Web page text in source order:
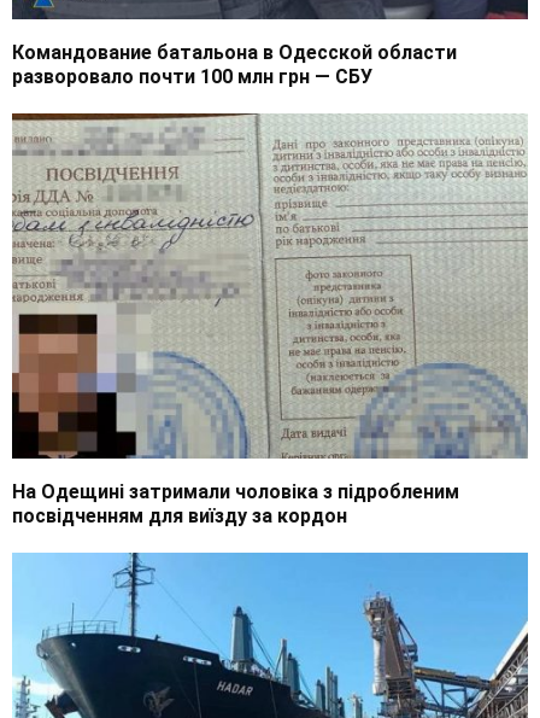
Командование батальона в Одесской области
разворовало почти 100 млн грн — СБУ
На Одещині затримали чоловіка з підробленим
посвідченням для виїзду за кордон